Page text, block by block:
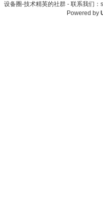
设备圈-技术精英的社群 - 联系我们：
Powered by